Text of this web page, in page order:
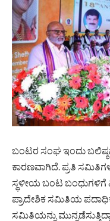
ಬಂಟರ ಸಂಘ ಇಂದು
ಕಾರಣವಾಗಿದೆ. ಪ್ರತಿ
ಸ್ಥಳೀಯ ಬಂಟ ಬಂಧುಗಳಿಗೆ
ಪ್ರಾದೇಶಿಕ ಸಮಿತಿಯ
ಸಮಿತಿಯನ್ನು